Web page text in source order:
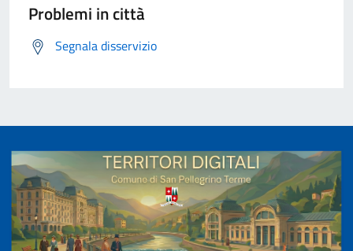
Problemi in città
Segnala disservizio